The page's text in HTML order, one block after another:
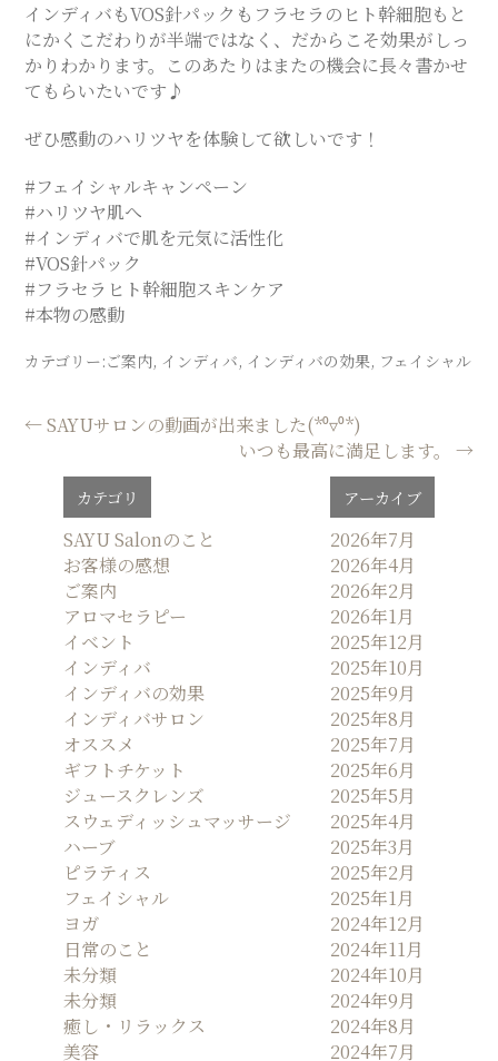
インディバもVOS針パックもフラセラのヒト幹細胞もと
にかくこだわりが半端ではなく、だからこそ効果がしっ
かりわかります。このあたりはまたの機会に長々書かせ
てもらいたいです♪
ぜひ感動のハリツヤを体験して欲しいです！
#フェイシャルキャンペーン
#ハリツヤ肌へ
#インディバで肌を元気に活性化
#VOS針パック
#フラセラヒト幹細胞スキンケア
#本物の感動
カテゴリー:ご案内, インディバ, インディバの効果, フェイシャル
投
←SAYUサロンの動画が出来ました(*⁰▿⁰*)
いつも最高に満足します。 →
カテゴリ
SAYU Salonのこと
お客様の感想
ご案内
アロマセラピー
イベント
インディバ
インディバの効果
インディバサロン
オススメ
ギフトチケット
ジュースクレンズ
スウェディッシュマッサージ
ハーブ
ピラティス
フェイシャル
ヨガ
日常のこと
未分類
未分類
癒し・リラックス
美容
アーカイブ
2026年7月
2026年4月
2026年2月
2026年1月
2025年12月
2025年10月
2025年9月
2025年8月
2025年7月
2025年6月
2025年5月
2025年4月
2025年3月
2025年2月
2025年1月
2024年12月
2024年11月
2024年10月
2024年9月
2024年8月
2024年7月